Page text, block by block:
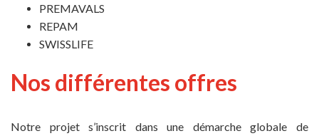
PREMAVALS
REPAM
SWISSLIFE
Nos différentes offres
Notre projet s’inscrit dans une démarche globale de